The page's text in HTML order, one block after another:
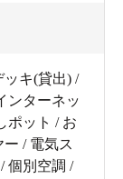
ッキ(貸出) /
ンターネッ
ポット / お
/ 電気ス
個別空調 /